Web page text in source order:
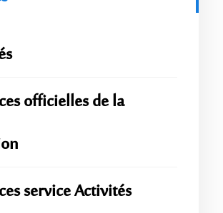
officielles de la
service Activités